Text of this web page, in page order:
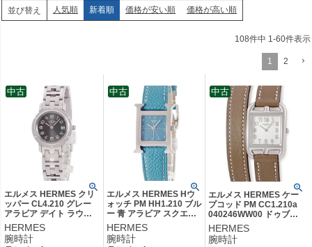
1979年スイスに時計会社を設立。流れるようなインデックスが特徴
の「アルソー」発売と同時に、本格的に時計分野へ進出します。
1981年には現在も根強い人気を誇る「クリッパー」が登場。以来、
人気シリーズが続々と誕生し、幅広い年代の女性ファンのみならず、
創業年：1837年
発祥地：パリ ランパール通り
創業者：ティエリ・エルメス
並び替え 人気順 新着順 価格が安い順 価格が高い順
108件中 1-60件表示
1 2
エルメス HERMES クリ
ッパー CL4.210 グレー
アラビア デイト ラウン
ド サンレイ レディース
腕時計クオーツ グレー
【中古】中古美品
HERMES
腕時計
中古
エルメス HERMES Hウ
ォッチ PM HH1.210 ブル
ー 青 アラビア スクエア
H型 レディース 腕時計ク
オーツ ブルー 【中古】
中古美品
HERMES
腕時計
中古
エルメス HERMES ケー
プコッド PM CC1.210a
040246WW00 ドゥブル
トゥール シルバー スクエ
ア レディース 腕時計クオ
ーツ シルバー 【中古】中
HERMES
腕時計
中古